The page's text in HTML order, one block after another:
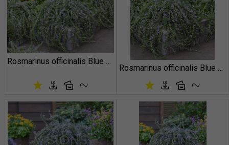
Rosmarinus officinalis Blue Cascade
Rosmarinus officinalis Blue Cascade